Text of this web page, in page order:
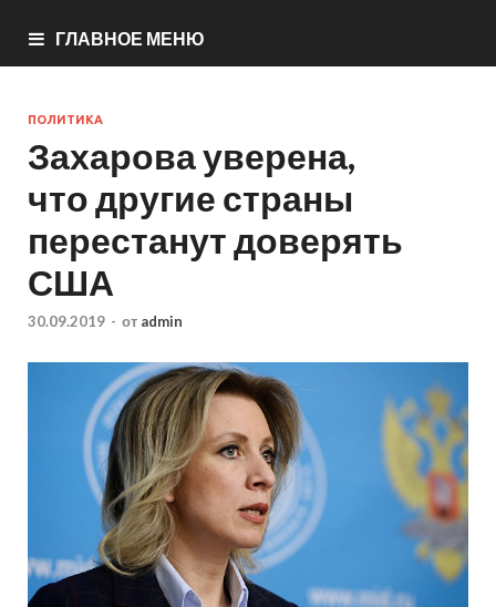
ГЛАВНОЕ МЕНЮ
ПОЛИТИКА
Захарова уверена,
что другие страны
перестанут доверять
США
30.09.2019 - от admin